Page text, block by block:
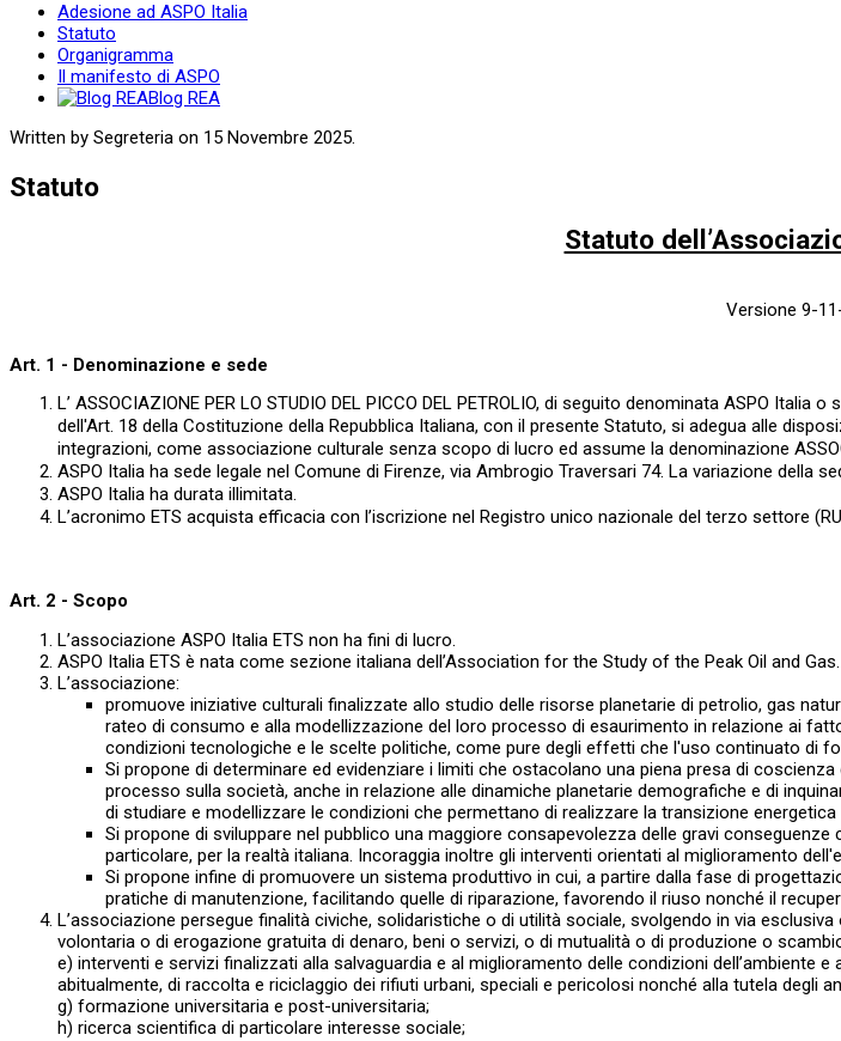
Adesione ad ASPO Italia
Statuto
Organigramma
Il manifesto di ASPO
Blog REA
Written by Segreteria on 15 Novembre 2025.
Statuto
Statuto
Versione 9-
Art. 1 - Denominazione e sede
L’ ASSOCIAZIONE PER LO STUDIO DEL PICCO DEL PETROLIO, di seguito denominata ASPO
dell'Art. 18 della Costituzione della Repubblica Italiana, con il presente Statuto, si adegua alle
integrazioni, come associazione culturale senza scopo di lucro ed assume la denominazione
ASPO Italia ha sede legale nel Comune di Firenze, via Ambrogio Traversari 74. La variazione della
ASPO Italia ha durata illimitata.
L’acronimo ETS acquista efficacia con l’iscrizione nel Registro unico nazionale del terzo settore
Art. 2 - Scopo
L’associazione ASPO Italia ETS non ha fini di lucro.
ASPO Italia ETS è nata come sezione italiana dell’Association for the Study of the Peak Oil and Gas.
L’associazione:
promuove iniziative culturali finalizzate allo studio delle risorse planetarie di petrolio, gas
rateo di consumo e alla modellizzazione del loro processo di esaurimento in relazione ai
condizioni tecnologiche e le scelte politiche, come pure degli effetti che l'uso continuato di
Si propone di determinare ed evidenziare i limiti che ostacolano una piena presa di
processo sulla società, anche in relazione alle dinamiche planetarie demografiche e di
di studiare e modellizzare le condizioni che permettano di realizzare la transizione
Si propone di sviluppare nel pubblico una maggiore consapevolezza delle gravi
particolare, per la realtà italiana. Incoraggia inoltre gli interventi orientati al miglioramento
Si propone infine di promuovere un sistema produttivo in cui, a partire dalla fase di
pratiche di manutenzione, facilitando quelle di riparazione, favorendo il riuso nonché il
L’associazione persegue finalità civiche, solidaristiche o di utilità sociale, svolgendo in via
volontaria o di erogazione gratuita di denaro, beni o servizi, o di mutualità o di produzione o
e) interventi e servizi finalizzati alla salvaguardia e al miglioramento delle condizioni dell’ambiente
abitualmente, di raccolta e riciclaggio dei rifiuti urbani, speciali e pericolosi nonché alla tutela degli
g) formazione universitaria e post-universitaria;
h) ricerca scientifica di particolare interesse sociale;